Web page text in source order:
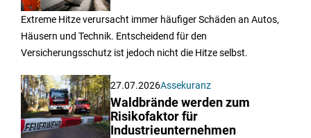
Extreme Hitze verursacht immer häufiger Schäden an Autos,
Häusern und Technik. Entscheidend für den
Versicherungsschutz ist jedoch nicht die Hitze selbst.
27.07.2026Assekuranz
Waldbrände werden zum
Risikofaktor für
Industrieunternehmen